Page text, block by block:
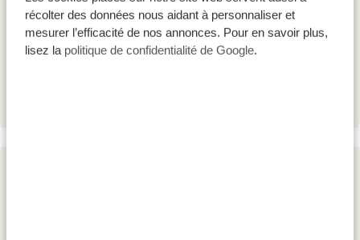
récolter des données nous aidant à personnaliser et
mesurer l’efficacité de nos annonces. Pour en savoir plus,
lisez la politique de confidentialité de Google.
SILVER Selous River Camp
GOLD Rufiji River Camp by Foxes Safari Camps